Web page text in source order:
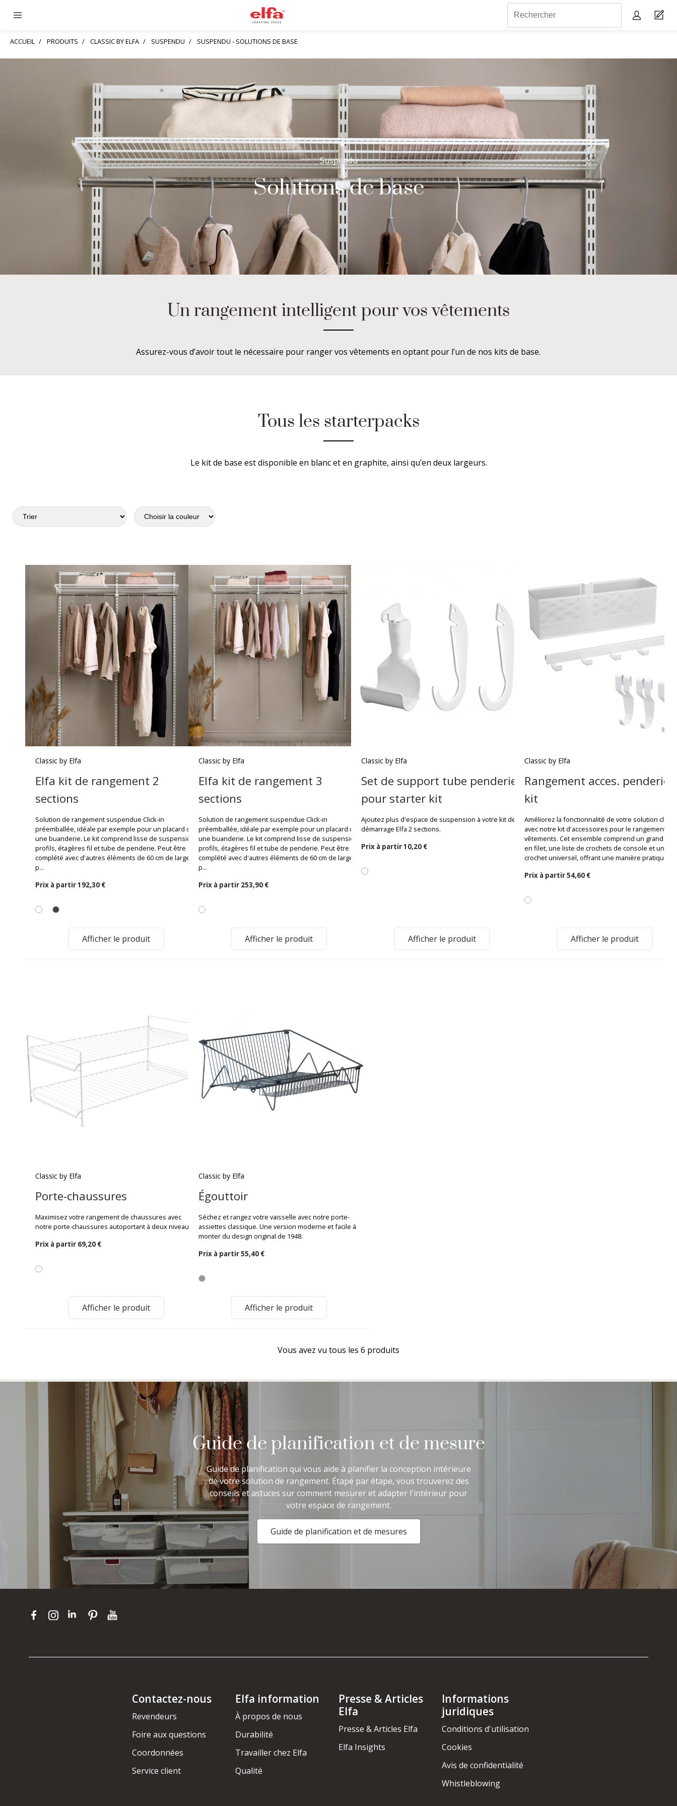
ACCUEIL PRODUITS CLASSIC BY ELFA SUSPENDU SUSPENDU - SOLUTIONS DE BASE
Suspendu
Solutions de base
Un rangement intelligent pour vos vêtements
Assurez-vous d’avoir tout le nécessaire pour ranger vos vêtements en optant pour l’un de nos kits de base.
Tous les starterpacks
Le kit de base est disponible en blanc et en graphite, ainsi qu’en deux largeurs.
Classic by Elfa
Elfa kit de rangement 2
sections
Solution de rangement suspendue Click-in
préemballée, idéale par exemple pour un placard ou
une buanderie. Le kit comprend lisse de suspension,
profils, étagères fil et tube de penderie. Peut être
complété avec d'autres éléments de 60 cm de largeur
p...
Prix ​​à partir192,30 €
Afficher le produit
Classic by Elfa
Elfa kit de rangement 3
sections
Solution de rangement suspendue Click-in
préemballée, idéale par exemple pour un placard ou
une buanderie. Le kit comprend lisse de suspension,
profils, étagères fil et tube de penderie. Peut être
complété avec d'autres éléments de 60 cm de largeur
p...
Prix ​​à partir 253,90 €
Afficher le produit
Classic by Elfa
Set de support tube penderie
pour starter kit
Ajoutez plus d'espace de suspension à votre kit de
démarrage Elfa 2 sections.
Prix ​​à partir10,20 €
Afficher le produit
Classic by Elfa
Rangement acces. penderie
kit
Améliorez la fonctionnalité de votre solution click-
avec notre kit d'accessoires pour le rangement
vêtements. Cet ensemble comprend un grand
en filet, une liste de crochets de console et un
crochet universel, offrant une manière pratiqu...
Prix ​​à partir54,60 €
Afficher le produit
Classic by Elfa
Porte-chaussures
Maximisez votre rangement de chaussures avec
notre porte-chaussures autoportant à deux niveaux.
Prix ​​à partir 69,20 €
Afficher le produit
Classic by Elfa
Égouttoir
Séchez et rangez votre vaisselle avec notre porte-
assiettes classique. Une version moderne et facile à
monter du design original de 1948.
Prix ​​à partir55,40 €
Afficher le produit
Vous avez vu tous les 6 produits
Guide de planification et de mesure
Guide de planification qui vous aide à planifier la conception intérieure
de votre solution de rangement. Étape par étape, vous trouverez des
conseils et astuces sur comment mesurer et adapter l'intérieur pour
votre espace de rangement.
Guide de planification et de mesures
Contactez-nous
Revendeurs
Foire aux questions
Coordonnées
Service client
Elfa information
À propos de nous
Durabilité
Travailler chez Elfa
Qualité
Presse & Articles
Elfa
Presse & Articles Elfa
Elfa Insights
Informations
juridiques
Conditions d'utilisation
Cookies
Avis de confidentialité
Whistleblowing